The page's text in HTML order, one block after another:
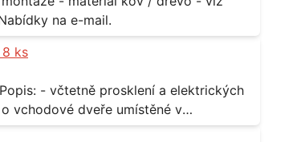
Rozměr: - 150 x 122 cm Lokalita: - Senohraby Nabídky na e-mail.
ks
bude i demontáž stávajících a už